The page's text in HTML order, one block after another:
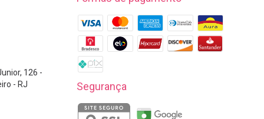
126 -
- RJ
Segurança